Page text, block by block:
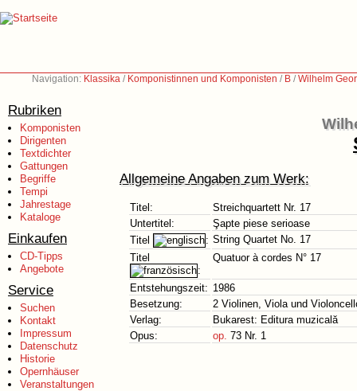
Navigation: Klassika / Komponistinnen und Komponisten / B /Wilhelm
Rubriken
Komponisten
Dirigenten
Textdichter
Gattungen
Begriffe
Tempi
Jahrestage
Kataloge
Einkaufen
CD-Tipps
Angebote
Service
Suchen
Kontakt
Impressum
Datenschutz
Historie
Opernhäuser
Veranstaltungen
Allgemeine Angaben zum Werk:
Titel:
Streichquartett Nr. 17
Untertitel:
Şapte piese serioase
Titel
: String Quartet No. 17
Titel
:
Quatuor à cordes N° 17
Entstehungszeit: 1986
Besetzung:
2 Violinen, Viola und
Verlag:
Bukarest: Editura muzicală
Opus:
op. 73 Nr. 1